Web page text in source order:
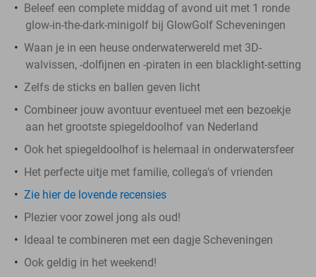
Beleef een complete middag of avond uit met 1 ronde
glow-in-the-dark-minigolf bij GlowGolf Scheveningen
Waan je in een heuse onderwaterwereld met 3D-
walvissen, -dolfijnen en -piraten in een blacklight-setting
Zelfs de sticks en ballen geven licht
Combineer jouw avontuur eventueel met een bezoekje
aan het grootste spiegeldoolhof van Nederland
Ook het spiegeldoolhof is helemaal in onderwatersfeer
Het perfecte uitje met familie, collega's of vrienden
Zie hier de lovende recensies
Plezier voor zowel jong als oud!
Ideaal te combineren met een dagje Scheveningen
Ook geldig in het weekend!